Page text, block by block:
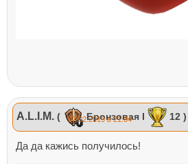
A.L.I.M. ( Бронзовая I 12 )
07.02.2019 в 21:04
Да да кажись получилось!